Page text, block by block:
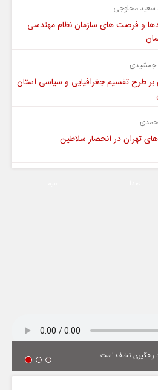
محلوجی
و فرصت های سازمان نظام مهندسی
جمشیدی
طرح تقسیم جغرافیایی و سیاسی استان
های تهران در انحصار سلاطین
رهگیری تخلف است